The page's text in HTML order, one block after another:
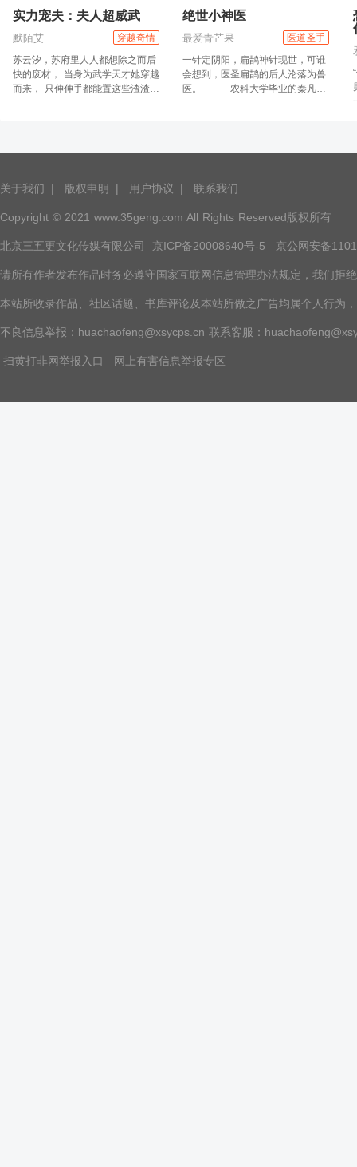
实力宠夫：夫人超威武
默陌艾
穿越奇情
苏云汐，苏府里人人都想除之而后
快的废材， 当身为武学天才她穿越
而来， 只伸伸手都能置这些渣渣于
的！” 她在心里咆哮：无耻，没见
绝世小神医
最爱青芒果
医道圣手
一针定阴阳，扁鹊神针现世，可谁
会想到，医圣扁鹊的后人沦落为兽
医。 农科大学毕业的秦凡，
救人，对恶者是一针要命，闯荡在
免丈母娘反对，他怂恿年青貌美的
了个先斩后奏。 可婚后三
兰迷茫在婚姻中，她如何走出婚姻
其神的医术，拥有了人人都想要的
遍布天下，他又如何做到只从花中
关于我们 | 版权申明 | 用户协议 | 联系我们
Copyright © 2021 www.35geng.com All Rights Reserved版权所有
北京三五更文化传媒有限公司 京ICP备20008640号-5 京公网安备
请所有作者发布作品时务必遵守国家互联网信息管理办法规定，我们拒
本站所收录作品、社区话题、书库评论及本站所做之广告均属个人行为
不良信息举报：huachaofeng@xsycps.cn 联系客服：
扫黄打非网举报入口 网上有害信息举报专区